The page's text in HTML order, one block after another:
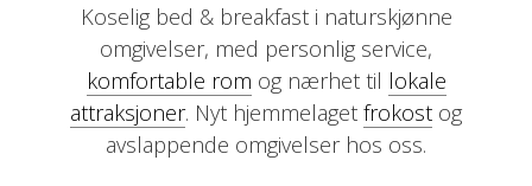
Koselig bed & breakfast i naturskjønne
omgivelser, med personlig service,
komfortable rom og nærhet til lokale
attraksjoner. Nyt hjemmelaget frokost og
avslappende omgivelser hos oss.